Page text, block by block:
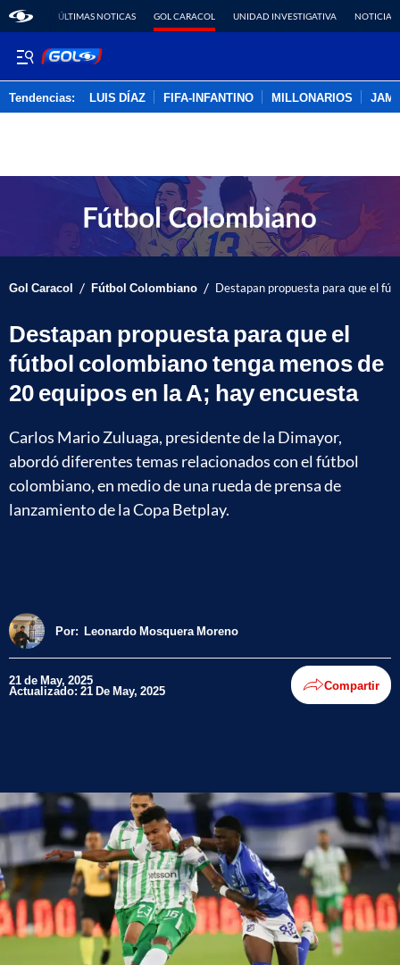
ÚLTIMAS NOTICAS GOL CARACOL UNIDAD INVESTIGATIVA NOTICIAS
Tendencias: LUIS DÍAZ FIFA-INFANTINO MILLONARIOS
Gol Caracol / Fútbol Colombiano / Destapan propuesta para que el
Destapan propuesta para que el
fútbol colombiano tenga menos de
20 equipos en la A; hay encuesta
Carlos Mario Zuluaga, presidente de la Dimayor,
abordó diferentes temas relacionados con el fútbol
colombiano, en medio de una rueda de prensa de
lanzamiento de la Copa Betplay.
Por: Leonardo Mosquera Moreno
21 de May, 2025
Actualizado: 21 De May, 2025 Compartir